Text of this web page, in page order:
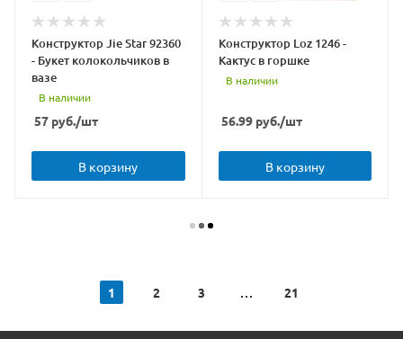
Конструктор Jie Star 92360
- Букет колокольчиков в
вазе
В наличии
57 руб./шт
В корзину
Конструктор Loz 1246 -
Кактус в горшке
В наличии
56.99руб./шт
В корзину
1 2 3 21